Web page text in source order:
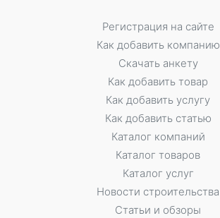
Регистрация на сайте
Как добавить компанию
Скачать анкету
Как добавить товар
Как добавить услугу
Как добавить статью
Каталог компаний
Каталог товаров
Каталог услуг
Новости строительства
Статьи и обзоры